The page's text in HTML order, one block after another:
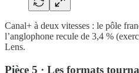
Canal+ à deux vitesses : le pôle
l’anglophone recule de 3,4 %
Lens.
Pièce 5 · Les formats